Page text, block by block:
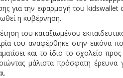
για την εφαρμογή του kidswallet
η κυβέρνηση.
του καταξιωμένου
του αναφέρθηκε στην εικόνα
και το ίδιο το σχολείο
μάλιστα πρόσφατη